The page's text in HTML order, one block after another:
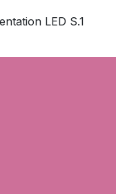
LED S.1